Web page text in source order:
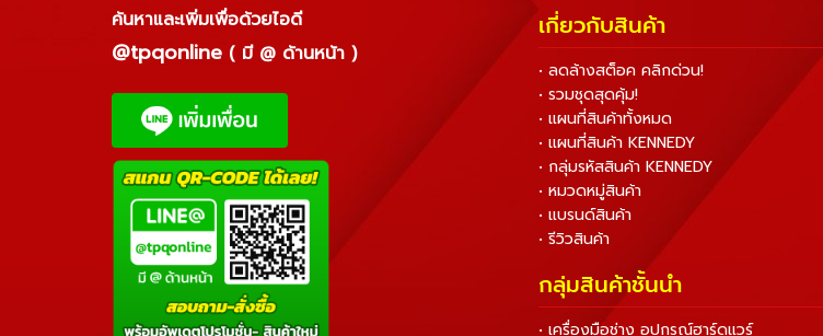
ค้นหาและเพิ่มเพื่อด้วยไอดี
@tpqonline ( มี @ ด้านหน้า )
เกี่ยวกับสินค้า
• ลดล้างสต็อค คลิกด่วน!
• รวมชุดสุดคุ้ม!
• แผนที่สินค้าทั้งหมด
• แผนที่สินค้า KENNEDY
• กลุ่มรหัสสินค้า KENNEDY
• หมวดหมู่สินค้า
• แบรนด์สินค้า
• รีวิวสินค้า
กลุ่มสินค้าชั้นนำ
• เครื่องมือช่าง อุปกรณ์ฮาร์ดแวร์